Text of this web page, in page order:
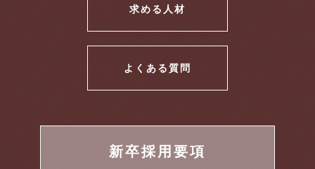
求める人材
よくある質問
新卒採用要項